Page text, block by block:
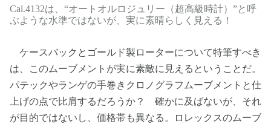
Cal.4132は、“オートオルロジュリー（超高級時計）”と呼
ぶような水準ではないが、実に素晴らしく見える！
ケースバックとゴールド製ローターについて特筆すべき
は、このムーブメントが実に素敵に見えるということだ。
パテックやランゲの手巻きクロノグラフムーブメントと仕
上げの点で比肩するだろうか？ 確かに及ばないが、それ
が目的ではないし、価格帯も異なる。ロレックスのムーブ